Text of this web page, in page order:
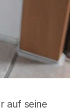
auf seine